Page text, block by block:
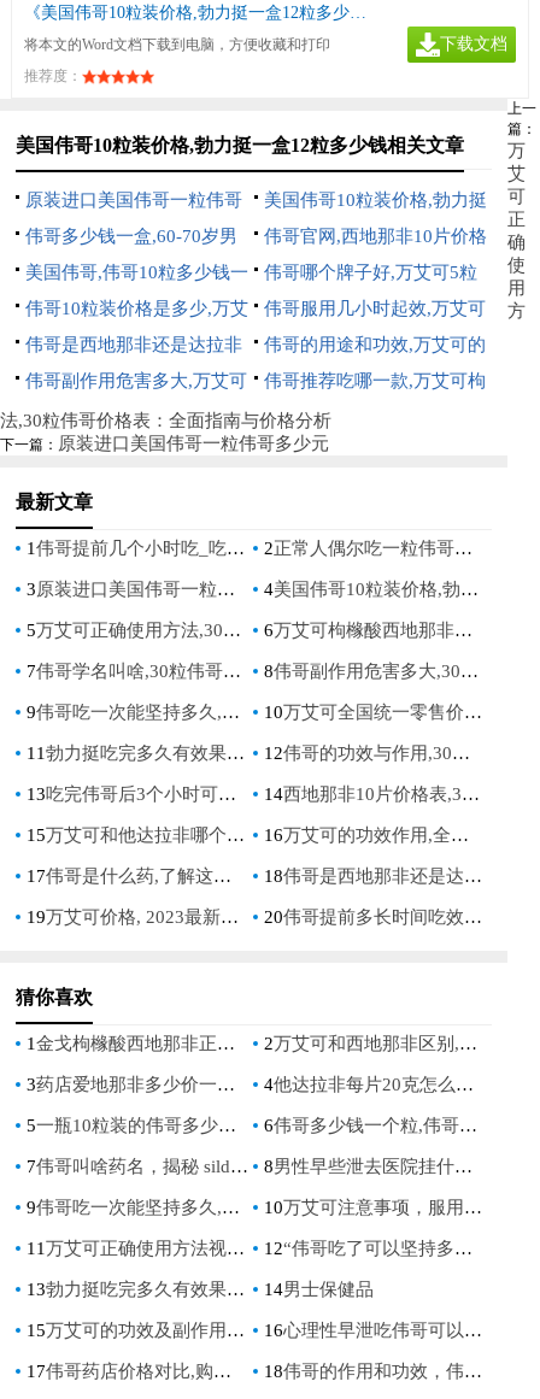
《美国伟哥10粒装价格,勃力挺一盒12粒多少钱》
将本文的Word文档下载到电脑，方便收藏和打印
推荐度：
下载文档
美国伟哥10粒装价格,勃力挺一盒12粒多少钱相关文章
原装进口美国伟哥一粒伟哥
多少元
美国伟哥10粒装价格,勃力挺
一盒12粒多少钱
伟哥多少钱一盒,60-70岁男
士保健品
伟哥官网,西地那非10片价格
表
美国伟哥,伟哥10粒多少钱一
盒价格解析与购买指南
伟哥哪个牌子好,万艾可5粒
一盒价格
伟哥10粒装价格是多少,万艾
可50mg能延时多久
伟哥服用几小时起效,万艾可
服用后多久药效最佳
伟哥是西地那非还是达拉非
片,万艾可副作用及危害多大
伟哥的用途和功效,万艾可的
功效及副作用全面解析
伟哥副作用危害多大,万艾可
是什么药
伟哥推荐吃哪一款,万艾可枸
橼酸西地那非片
上一
篇：
万
艾
可
正
确
使
用
方
法,30粒伟哥价格表：全面指南与价格分析
下一篇： 原装进口美国伟哥一粒伟哥多少元
最新文章
1伟哥提前几个小时吃_吃伟哥前几小时的注意事项 2正常人偶尔吃一粒伟哥有后遗症吗_健康人服用伟哥后有副作用吗？
3原装进口美国伟哥一粒伟哥多少元 4美国伟哥10粒装价格,勃力挺一盒12粒多少钱
5万艾可正确使用方法,30粒伟哥价格表：全面指南与价格分析 6万艾可枸橼酸西地那非片的功效,30粒伟哥价格表：全面解析与价格指南
7伟哥学名叫啥,30粒伟哥价格表：全面解析与购买指南 8伟哥副作用危害多大,30粒伟哥价格表：全面解析与价格指南
9伟哥吃一次能坚持多久,30粒伟哥价格表：全面解析药效持续时间与价格对比指南 10万艾可全国统一零售价,30粒伟哥价格表一览，正品保障，购买指南
11勃力挺吃完多久有效果,30粒伟哥价格表：全面解析与购买指南 12伟哥的功效与作用,30粒伟哥价格表：全面解析与价格指南
13吃完伟哥后3个小时可以喝酒嘛,30粒伟哥价格表：安全用药与价格全解析 14西地那非10片价格表,30粒伟哥价格表：最新价格对比与购买指南
15万艾可和他达拉非哪个效果好的,专业对比分析,帮你选择最适合的治疗药物 16万艾可的功效作用,全面解析男性健康解决方案
17伟哥是什么药,了解这个神奇药物的真相与作用 18伟哥是西地那非还是达泊西汀,一文读懂两种男性助勃药物的区别与选择
19万艾可价格, 2023最新价格指南, 选购省钱技巧 20伟哥提前多长时间吃效果最佳, 服用时间与效果关系详解
猜你喜欢
1金戈枸橼酸西地那非正常人能吃吗，解答与注意事项 2万艾可和西地那非区别,哪个效果更好,副作用更小
3药店爱地那非多少价一盒，价格详情及购买指南 4他达拉非每片20克怎么服用，正确用药指导与剂量解析
5一瓶10粒装的伟哥多少钱,价格差异大揭秘,购买前必看的省钱指南 6伟哥多少钱一个粒,伟哥单价是多少？
7伟哥叫啥药名，揭秘 sildenafil 的神奇功效 8男性早些泄去医院挂什么科？专业解答与就医指南
9伟哥吃一次能坚持多久,伟哥价格表大全：全面解析效果与费用对比 10万艾可注意事项，服用前必须了解的7个关键点
11万艾可正确使用方法视频，详细步骤与注意事项，一看就会 12“伟哥吃了可以坚持多久：揭秘西地那非的持久效果”
13勃力挺吃完多久有效果,30粒伟哥价格表详解 14男士保健品
15万艾可的功效及副作用，全面解析与注意事项 16心理性早泄吃伟哥可以治疗吗,专家解答与科学建议
17伟哥药店价格对比,购买必看的省钱指南 18伟哥的作用和功效，伟哥的作用和功效，全面解析其健康益处与使用指南